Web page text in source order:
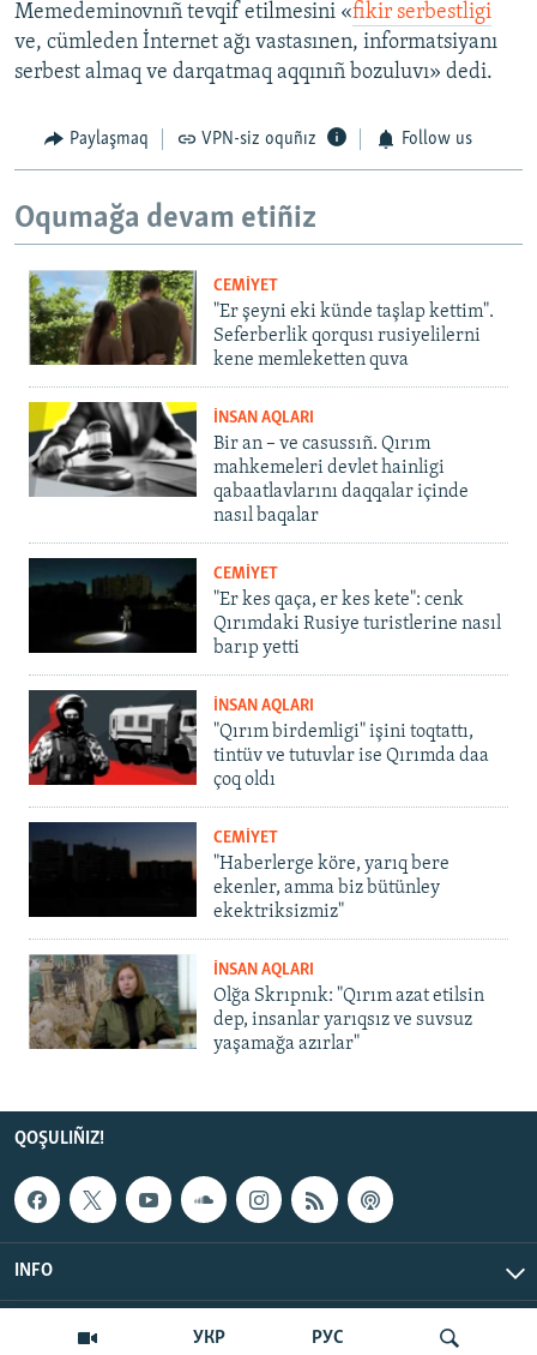
УКР РУС
Memedeminovnıñ tevqif etilmesini «fikir serbestligi
ve, cümleden İnternet ağı vastasınen, informatsiyanı
serbest almaq ve darqatmaq aqqınıñ bozuluvı» dedi.
Paylaşmaq VPN-siz oquñız Follow us
Oqumağa devam etiñiz
CEMİYET
"Er şeyni eki künde taşlap kettim".
Seferberlik qorqusı rusiyelilerni
kene memleketten quva
İNSAN AQLARI
Bir an – ve casussıñ. Qırım
mahkemeleri devlet hainligi
qabaatlavlarını daqqalar içinde
nasıl baqalar
CEMİYET
"Er kes qaça, er kes kete": cenk
Qırımdaki Rusiye turistlerine nasıl
barıp yetti
İNSAN AQLARI
"Qırım birdemligi" işini toqtattı,
tintüv ve tutuvlar ise Qırımda daa
çoq oldı
CEMİYET
"Haberlerge köre, yarıq bere
ekenler, amma biz bütünley
ekektriksizmiz"
İNSAN AQLARI
Olğa Skrıpnık: "Qırım azat etilsin
dep, insanlar yarıqsız ve suvsuz
yaşamağa azırlar"
QOŞULIÑIZ!
INFO
© Qırım.Aqiqat, 2026 | All Rights Reserved.